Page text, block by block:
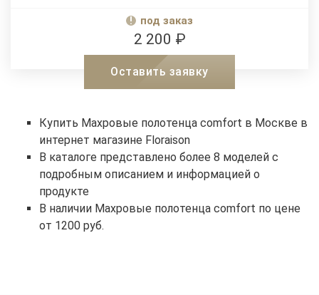
под заказ
2 200 ₽
Оставить заявку
Купить Махровые полотенца comfort в Москве в
интернет магазине Floraison
В каталоге представлено более 8 моделей с
подробным описанием и информацией о
продукте
В наличии Махровые полотенца comfort по цене
от 1200 руб.